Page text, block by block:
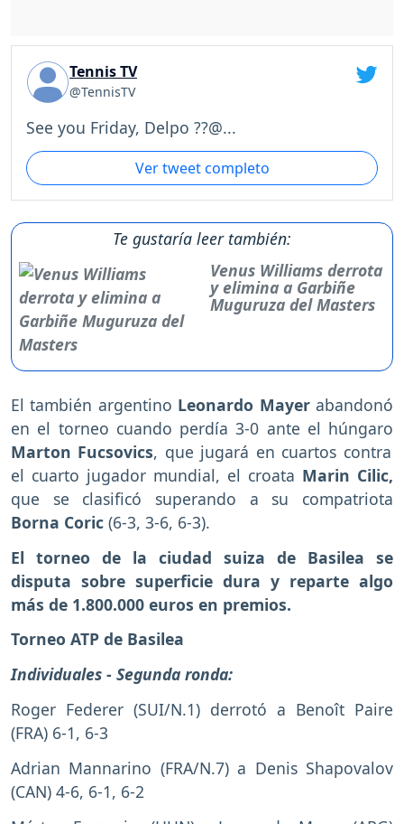
Tennis TV
@TennisTV
See you Friday, Delpo ??@...
Ver tweet completo
Te gustaría leer también:
Venus Williams derrota
y elimina a Garbiñe
Muguruza del Masters
El también argentino Leonardo Mayerabandonó
en el torneo cuando perdía 3-0 ante el húngaro
Marton Fucsovics, que jugará en cuartos contra
el cuarto jugador mundial, el croata Marin Cilic,
que se clasificó superando a su compatriota
Borna Coric (6-3, 3-6, 6-3).
El torneo de la ciudad suiza de Basilea se
disputa sobre superficie dura y reparte algo
más de 1.800.000 euros en premios.
Torneo ATP de Basilea
Individuales - Segunda ronda:
Roger Federer (SUI/N.1) derrotó a Benoît Paire
(FRA) 6-1, 6-3
Adrian Mannarino (FRA/N.7) a Denis Shapovalov
(CAN) 4-6, 6-1, 6-2